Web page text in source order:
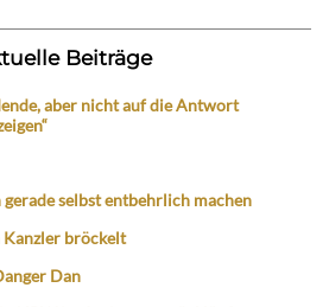
Beiträge
aber nicht auf die Antwort
selbst entbehrlich machen
bröckelt
Dan